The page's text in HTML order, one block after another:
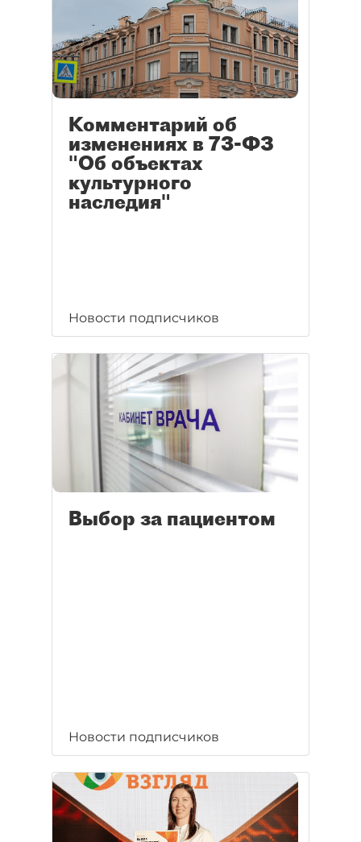
Комментарий об
изменениях в 73-ФЗ
"Об объектах
культурного
наследия"
Новости подписчиков
Выбор за пациентом
Новости подписчиков